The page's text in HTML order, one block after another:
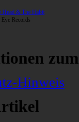
Records
Hinweis